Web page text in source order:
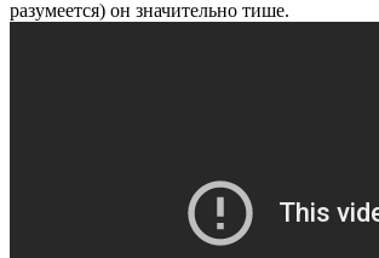
разумеется) он значительно тише.